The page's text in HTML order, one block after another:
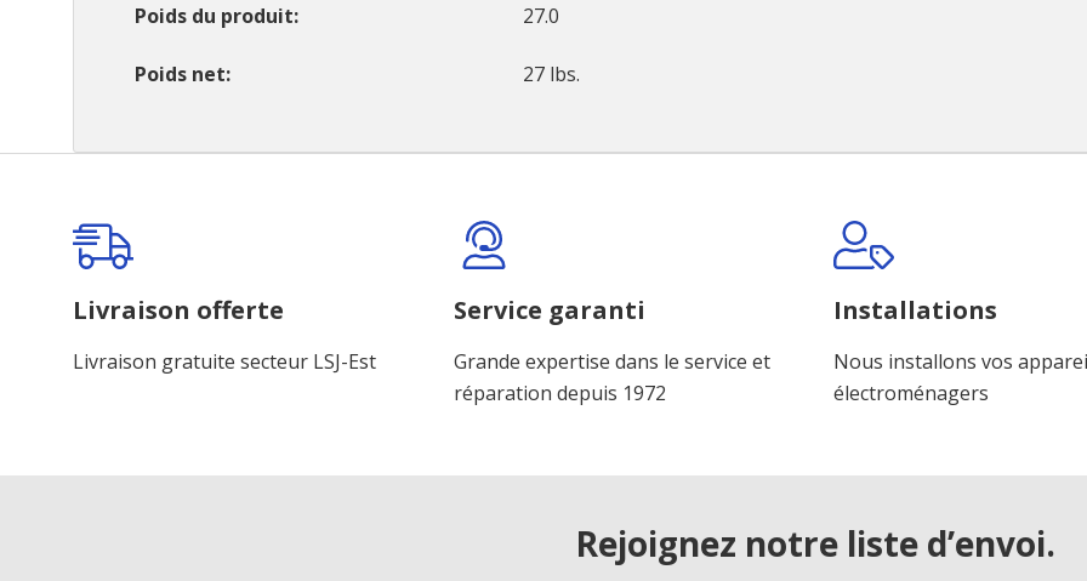
Poids du produit 27.0
Poids net 27 lbs.
personnalisé
Livraison offerte
Livraison gratuite secteur LSJ-Est
Service garanti
Grande expertise dans le service et
réparation depuis 1972
Installations
Nous installons vos
électroménagers
Rejoignez notre liste d’envoi.